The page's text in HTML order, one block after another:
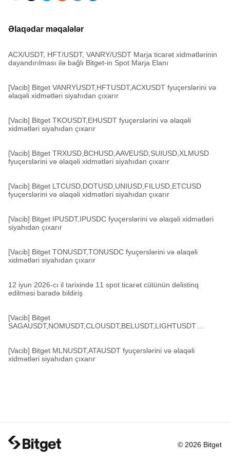
Əlaqədar məqalələr
ACX/USDT, HFT/USDT, VANRY/USDT Marja ticarət xidmətlərinin
dayandırılması ilə bağlı Bitget-in Spot Marja Elanı
[Vacib] Bitget VANRYUSDT,HFTUSDT,ACXUSDT fyuçerslərini və
əlaqəli xidmətləri siyahıdan çıxarır
[Vacib] Bitget TKOUSDT,EHUSDT fyuçerslərini və əlaqəli
xidmətləri siyahıdan çıxarır
[Vacib] Bitget TRXUSD,BCHUSD,AAVEUSD,SUIUSD,XLMUSD
fyuçerslərini və əlaqəli xidmətləri siyahıdan çıxarır
[Vacib] Bitget LTCUSD,DOTUSD,UNIUSD,FILUSD,ETCUSD
fyuçerslərini və əlaqəli xidmətləri siyahıdan çıxarır
[Vacib] Bitget IPUSDT,IPUSDC fyuçerslərini və əlaqəli xidmətləri
siyahıdan çıxarır
[Vacib] Bitget TONUSDT,TONUSDC fyuçerslərini və əlaqəli
xidmətləri siyahıdan çıxarır
12 iyun 2026-cı il tarixində 11 spot ticarət cütünün delistinq
edilməsi barədə bildiriş
[Vacib] Bitget
SAGAUSDT,NOMUSDT,CLOUSDT,BELUSDT,LIGHTUSDT
[Vacib] Bitget MLNUSDT,ATAUSDT fyuçerslərini və əlaqəli
xidmətləri siyahıdan çıxarır
© 2026 Bitget